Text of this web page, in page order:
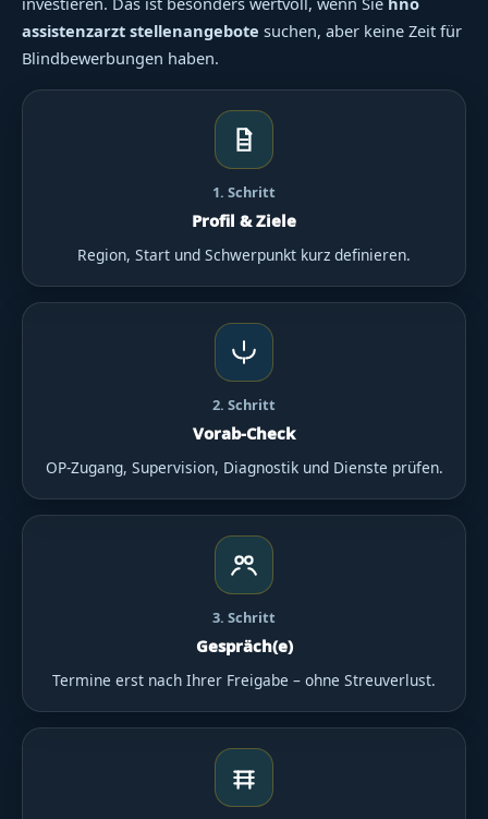
assistenzarzt stellenangebote suchen, aber keine Zeit für
Blindbewerbungen haben.
1. Schritt
Profil & Ziele
Region, Start und Schwerpunkt kurz definieren.
2. Schritt
Vorab-Check
OP-Zugang, Supervision, Diagnostik und Dienste prüfen.
3. Schritt
Gespräch(e)
Termine erst nach Ihrer Freigabe – ohne Streuverlust.